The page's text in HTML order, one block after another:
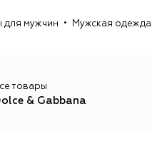
для мужчин Мужская одежда
товары
& Gabbana